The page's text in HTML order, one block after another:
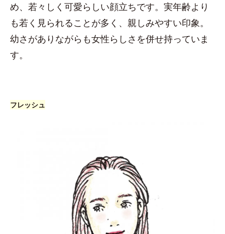
め、若々しく可愛らしい顔立ちです。実年齢より
も若く見られることが多く、親しみやすい印象。
幼さがありながらも女性らしさを併せ持っていま
す。
フレッシュ